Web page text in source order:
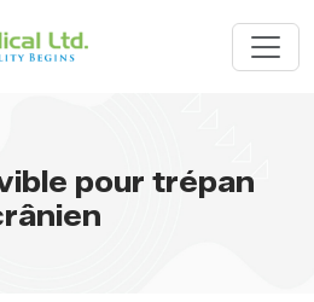
pour trépan